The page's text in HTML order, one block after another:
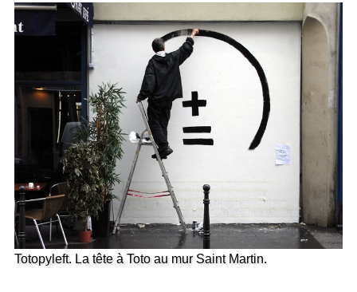
Totopyleft. La tête à Toto au mur Saint Martin.